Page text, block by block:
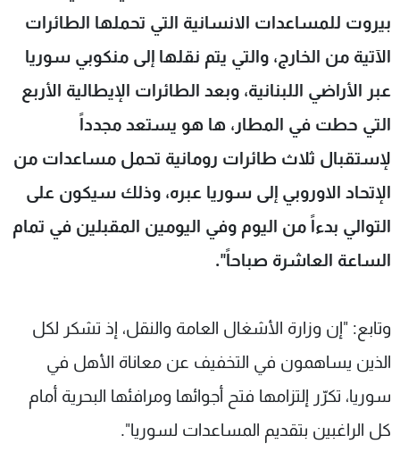
بيروت للمساعدات الانسانية التي تحملها الطائرات
الآتية من الخارج، والتي يتم نقلها إلى منكوبي سوريا
عبر الأراضي اللبنانية، وبعد الطائرات الإيطالية الأربع
التي حطت في المطار، ها هو يستعد مجدداً
لإستقبال ثلاث طائرات رومانية تحمل مساعدات من
الإتحاد الاوروبي إلى سوريا عبره، وذلك سيكون على
التوالي بدءاً من اليوم وفي اليومين المقبلين في تمام
الساعة العاشرة صباحاً".
وتابع: "إن وزارة الأشغال العامة والنقل، إذ تشكر لكل
الذين يساهمون في التخفيف عن معاناة الأهل في
سوريا، تكرّر إلتزامها فتح أجوائها ومرافئها البحرية أمام
كل الراغبين بتقديم المساعدات لسوريا".